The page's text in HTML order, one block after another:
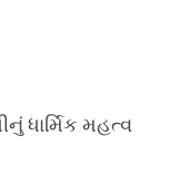
ધાર્મિક મહત્વ